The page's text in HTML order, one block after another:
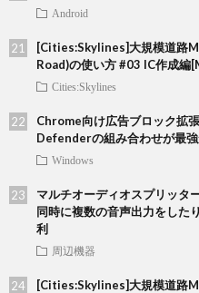
Android
[Cities:Skylines]大規模道路
Road)の使い方 #03 IC作成編
Cities:Skylines
Chrome向け広告ブロック拡
Defenderの組み合わせが最
Windows
マルチオーディオスプリッタ
同時に複数の音声出力をした
利
周辺機器
[Cities:Skylines]大規模道路